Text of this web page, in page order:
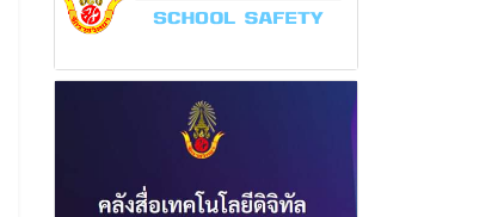
พุทธศักราช 2569
9 มกราคม 2569
อ่านเพิ่มเติม
พฤศจิกายน
2568